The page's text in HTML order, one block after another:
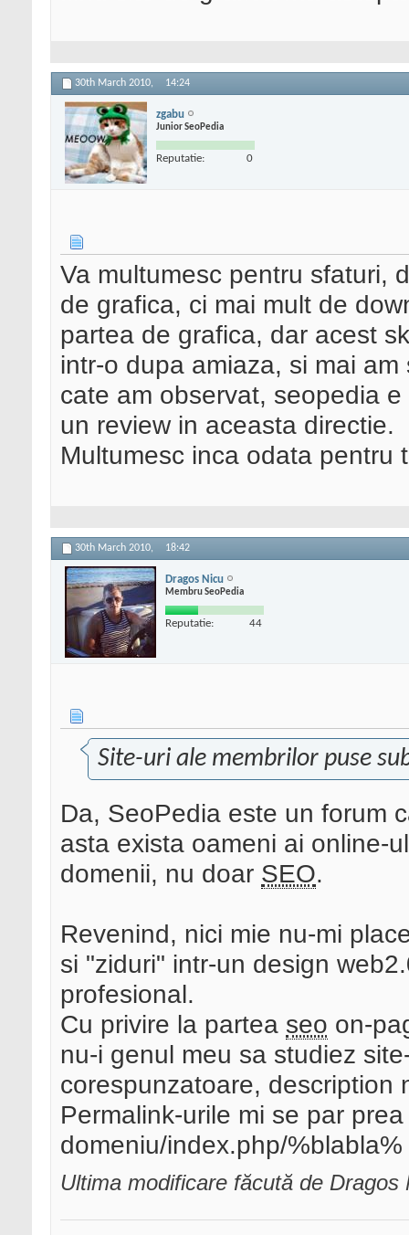
30th March 2010, 14:24
zgabu
Junior SeoPedia
Reputatie: 0
Va multumesc pentru sfaturi,
de grafica, ci mai mult de
partea de grafica, dar acest
intr-o dupa amiaza, si mai
cate am observat, seopedia
un review in aceasta directie.
Multumesc inca odata pentru
30th March 2010, 18:42
Dragos Nicu
Membru SeoPedia
Reputatie: 44
Site-uri ale membrilor puse
Da, SeoPedia este un forum
asta exista oameni ai online-
domenii, nu doar SEO.
Revenind, nici mie nu-mi
si "ziduri" intr-un design
profesional.
Cu privire la partea seo on-
nu-i genul meu sa studiez
corespunzatoare, description
Permalink-urile mi se par
domeniu/index.php/
Ultima modificare făcută de